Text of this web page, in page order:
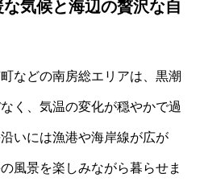
気候と海辺の贅沢な自
などの南房総エリアは、黒潮
く、気温の変化が穏やかで過
いには漁港や海岸線が広が
風景を楽しみながら暮らせま